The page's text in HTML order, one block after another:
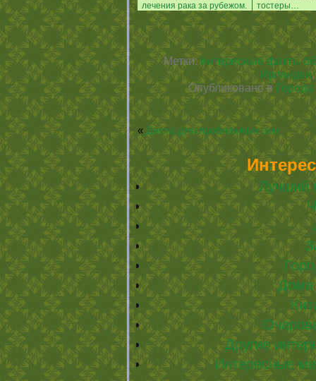
лечения рака за рубежом.
тостеры…
Метки:интересные факты
Ирландии
Опубликовано в
« Диета для проблемных зон
Лучший
Дома
Другие
Интересные